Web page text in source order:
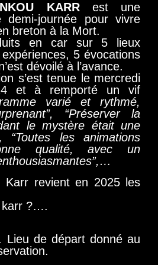
KARRest une
demi-journée pour vivre
breton à la Mort.
en car sur 5 lieux
5 évocations
dévoilé à l’avance.
s’est tenue le mercredi
et à remporté un vif
varié et rythmé,
“Préserver la
le mystère était une
“Toutes les animations
qualité, avec un
Karr revient en 2025 les
karr ?….
Lieu de départ donné au